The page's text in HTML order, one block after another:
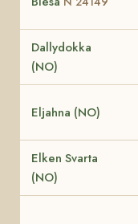
Dallydokka
(NO)
Eljahna (NO)
Elken Svarta
(NO)